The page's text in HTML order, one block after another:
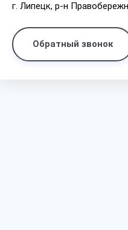
г. Липецк, р-н
Обратный звонок